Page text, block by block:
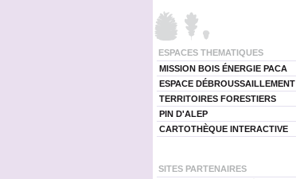
ESPACES THEMATIQUES
MISSION BOIS ÉNERGIE PACA
ESPACE DÉBROUSSAILLEMENT
TERRITOIRES FORESTIERS
PIN D'ALEP
CARTOTHÈQUE INTERACTIVE
SITES PARTENAIRES